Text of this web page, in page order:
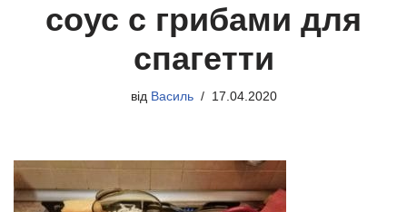
соус с грибами для
спагетти
від Василь 17.04.2020